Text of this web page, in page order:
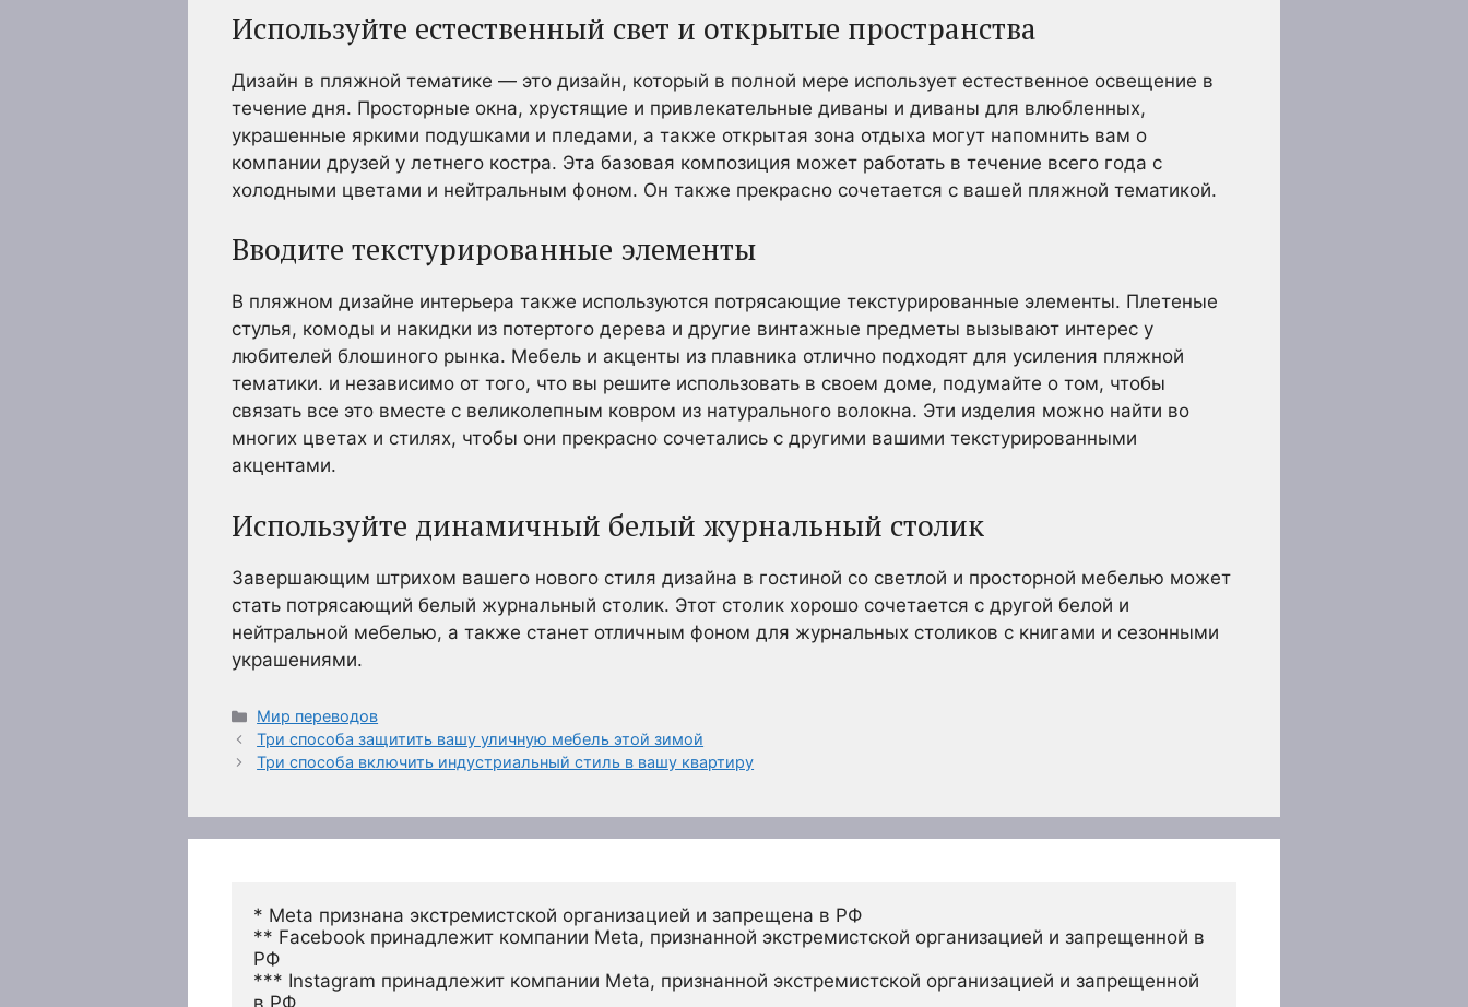
Используйте естественный свет и открытые пространства
Дизайн в пляжной тематике — это дизайн, который в полной мере использует естественное освещение в
течение дня. Просторные окна, хрустящие и привлекательные диваны и диваны для влюбленных,
украшенные яркими подушками и пледами, а также открытая зона отдыха могут напомнить вам о
компании друзей у летнего костра. Эта базовая композиция может работать в течение всего года с
холодными цветами и нейтральным фоном. Он также прекрасно сочетается с вашей пляжной тематикой.
Вводите текстурированные элементы
В пляжном дизайне интерьера также используются потрясающие текстурированные элементы. Плетеные
стулья, комоды и накидки из потертого дерева и другие винтажные предметы вызывают интерес у
любителей блошиного рынка. Мебель и акценты из плавника отлично подходят для усиления пляжной
тематики. и независимо от того, что вы решите использовать в своем доме, подумайте о том, чтобы
связать все это вместе с великолепным ковром из натурального волокна. Эти изделия можно найти во
многих цветах и стилях, чтобы они прекрасно сочетались с другими вашими текстурированными
акцентами.
Используйте динамичный белый журнальный столик
Завершающим штрихом вашего нового стиля дизайна в гостиной со светлой и просторной мебелью может
стать потрясающий белый журнальный столик. Этот столик хорошо сочетается с другой белой и
нейтральной мебелью, а также станет отличным фоном для журнальных столиков с книгами и сезонными
украшениями.
Рубрики
Мир переводов
Три способа защитить вашу уличную мебель этой зимой
Три способа включить индустриальный стиль в вашу квартиру
* Meta признана экстремистской организацией и запрещена в РФ
** Facebook принадлежит компании Meta, признанной экстремистской организацией и запрещенной в
РФ
*** Instagram принадлежит компании Meta, признанной экстремистской организацией и запрещенной